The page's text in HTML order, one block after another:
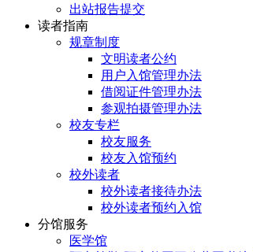
出站报告提交
读者指南
规章制度
文明读者公约
用户入馆管理办法
借阅证件管理办法
参观拍摄管理办法
校友专栏
校友服务
校友入馆预约
校外读者
校外读者接待办法
校外读者预约入馆
分馆服务
医学馆